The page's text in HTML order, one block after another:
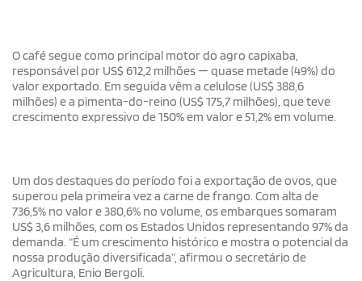
O café segue como principal motor do agro capixaba,
responsável por US$ 612,2 milhões — quase metade (49%) do
valor exportado. Em seguida vêm a celulose (US$ 388,6
milhões) e a pimenta-do-reino (US$ 175,7 milhões), que teve
crescimento expressivo de 150% em valor e 51,2% em volume.
Um dos destaques do período foi a exportação de ovos, que
superou pela primeira vez a carne de frango. Com alta de
736,5% no valor e 380,6% no volume, os embarques somaram
US$ 3,6 milhões, com os Estados Unidos representando 97% da
demanda. “É um crescimento histórico e mostra o potencial da
nossa produção diversificada”, afirmou o secretário de
Agricultura, Enio Bergoli.